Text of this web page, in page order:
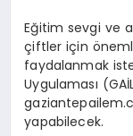
Eğitim sevgi ve
çiftler için
faydalanmak
Uygulaması
yapabilecek.